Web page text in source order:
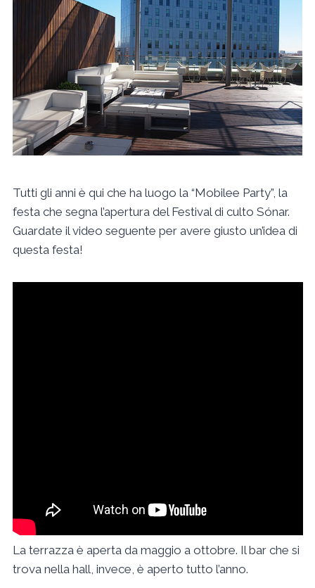
Tutti gli anni è qui che ha luogo la “Mobilee Party”, la
festa che segna l’apertura del Festival di culto Sónar.
Guardate il video seguente per avere giusto un’idea di
questa festa!
La terrazza è aperta da maggio a ottobre. Il bar che si
trova nella hall, invece, è aperto tutto l’anno.